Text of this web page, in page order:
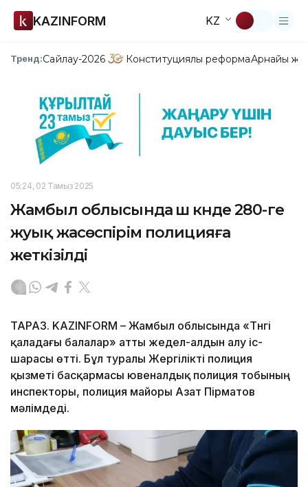
KAZINFORM KZ
Тренд:Сайлау-2026 Конституциялық реформаАрнайы
05:24, 02 Тамыз 2025
Жамбыл облысында үш күнде 280-ге
жуық жасөспірім полицияға
жеткізілді
ТАРАЗ. KAZINFORM – Жамбыл облысында «Түнгі
қаладағы балалар» атты жедел-алдын алу іс-
шарасы өтті. Бұл туралы Жергілікті полиция
қызметі басқармасы ювеналдық полиция тобының
инспекторы, полиция майоры Азат Пірматов
мәлімдеді.